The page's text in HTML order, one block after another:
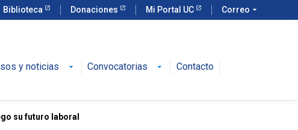
Biblioteca Donaciones Mi Portal UC Correo arrow_drop_down
y noticias arrow_drop_down Convocatorias arrow_drop_down Contacto
su futuro laboral